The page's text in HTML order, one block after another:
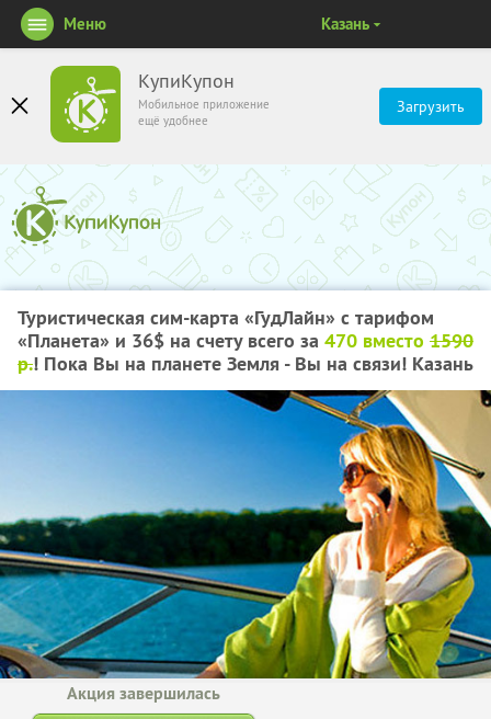
КупиКупон
Мобильное приложение
ещё удобнее
Загрузить
Меню Казань
Туристическая сим-карта «ГудЛайн» с тарифом
«Планета» и 36$ на счету всего за 470 вместо 1590
р.! Пока Вы на планете Земля - Вы на связи! Казань
Акция завершилась